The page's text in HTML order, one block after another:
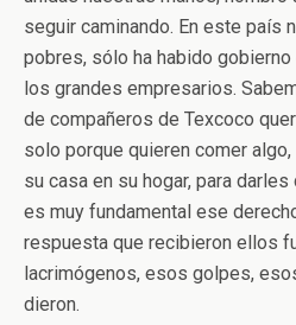
seguir caminando. En este país
pobres, sólo ha habido
los grandes empresarios.
de compañeros de Texcoco
solo porque quieren comer
su casa en su hogar, para
es muy fundamental ese
respuesta que recibieron ellos
lacrimógenos, esos golpes,
dieron.